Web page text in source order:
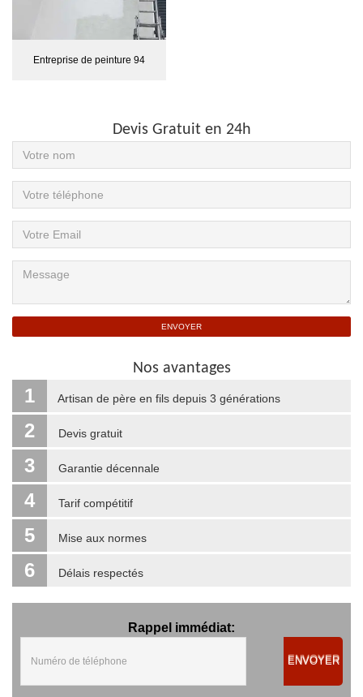
Entreprise de peinture 94
Devis Gratuit en 24h
Nos avantages
1 Artisan de père en fils depuis 3 générations
2 Devis gratuit
3 Garantie décennale
4 Tarif compétitif
5 Mise aux normes
6 Délais respectés
Rappel immédiat:
ENVOYER